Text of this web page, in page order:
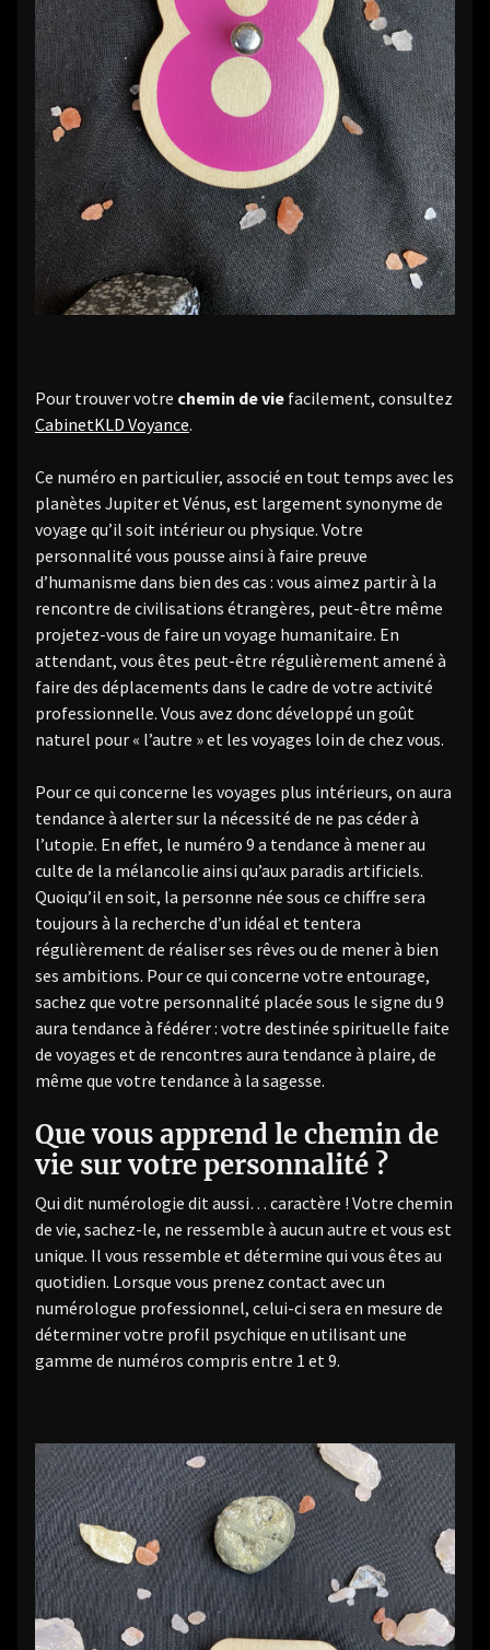
Pour trouver votre chemin de vie facilement, consultez
CabinetKLD Voyance.
Ce numéro en particulier, associé en tout temps avec les
planètes Jupiter et Vénus, est largement synonyme de
voyage qu’il soit intérieur ou physique. Votre
personnalité vous pousse ainsi à faire preuve
d’humanisme dans bien des cas : vous aimez partir à la
rencontre de civilisations étrangères, peut-être même
projetez-vous de faire un voyage humanitaire. En
attendant, vous êtes peut-être régulièrement amené à
faire des déplacements dans le cadre de votre activité
professionnelle. Vous avez donc développé un goût
naturel pour « l’autre » et les voyages loin de chez vous.
Pour ce qui concerne les voyages plus intérieurs, on aura
tendance à alerter sur la nécessité de ne pas céder à
l’utopie. En effet, le numéro 9 a tendance à mener au
culte de la mélancolie ainsi qu’aux paradis artificiels.
Quoiqu’il en soit, la personne née sous ce chiffre sera
toujours à la recherche d’un idéal et tentera
régulièrement de réaliser ses rêves ou de mener à bien
ses ambitions. Pour ce qui concerne votre entourage,
sachez que votre personnalité placée sous le signe du 9
aura tendance à fédérer : votre destinée spirituelle faite
de voyages et de rencontres aura tendance à plaire, de
même que votre tendance à la sagesse.
Que vous apprend le chemin de
vie sur votre personnalité ?
Qui dit numérologie dit aussi… caractère ! Votre chemin
de vie, sachez-le, ne ressemble à aucun autre et vous est
unique. Il vous ressemble et détermine qui vous êtes au
quotidien. Lorsque vous prenez contact avec un
numérologue professionnel, celui-ci sera en mesure de
déterminer votre profil psychique en utilisant une
gamme de numéros compris entre 1 et 9.